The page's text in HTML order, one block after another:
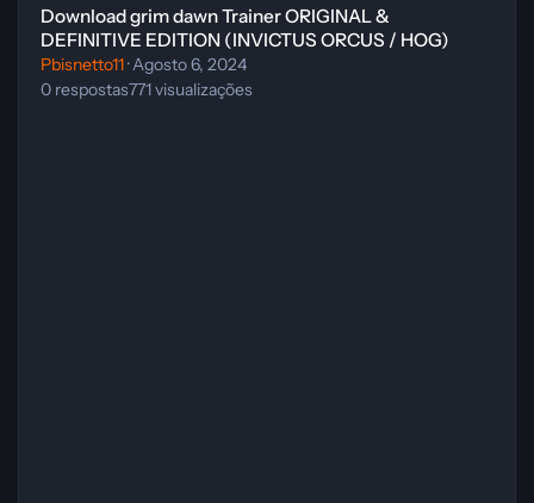
Download grim dawn Trainer ORIGINAL &
DEFINITIVE EDITION (INVICTUS ORCUS / HOG)
Pbisnetto11·Agosto 6, 2024
0 respostas771visualizações